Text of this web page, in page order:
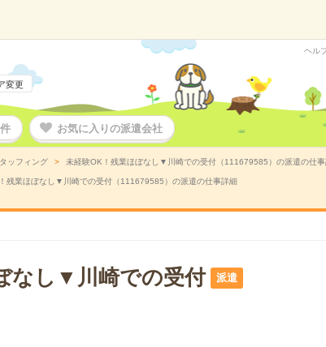
変更
ヘル
お気に入りの派遣会社
ッフィング 未経験OK！残業ほぼなし▼川崎での受付（111679585）の派遣の仕事
残業ほぼなし▼川崎での受付（111679585）の派遣の仕事詳細
なし▼川崎での受付 派遣